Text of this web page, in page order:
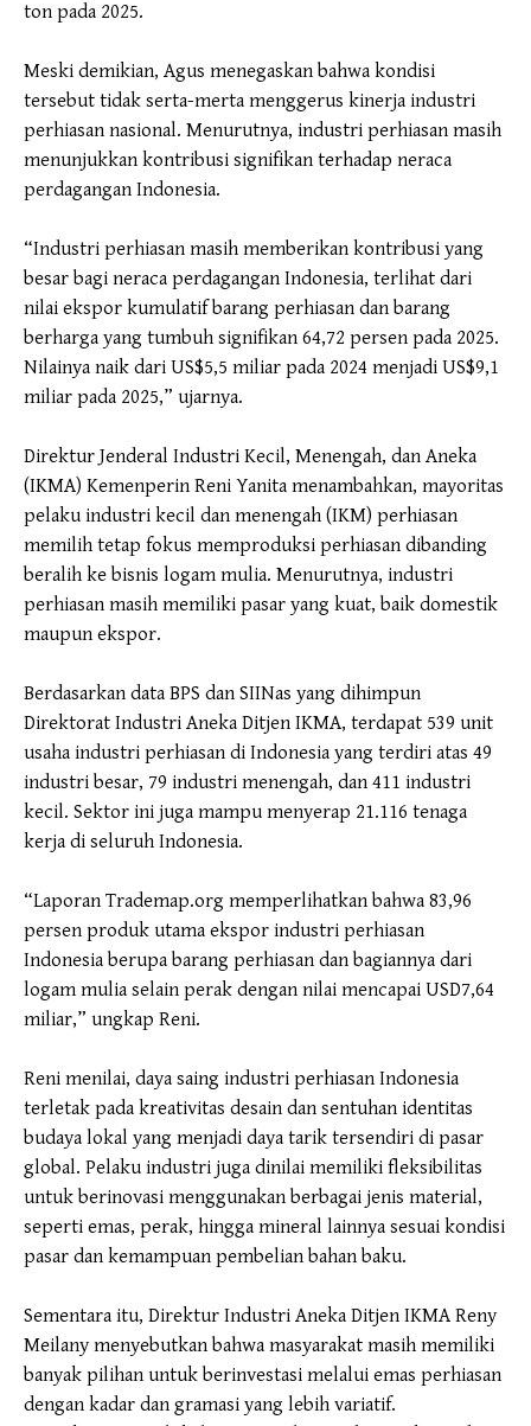
ton pada 2025.
Meski demikian, Agus menegaskan bahwa kondisi
tersebut tidak serta-merta menggerus kinerja industri
perhiasan nasional. Menurutnya, industri perhiasan masih
menunjukkan kontribusi signifikan terhadap neraca
perdagangan Indonesia.
“Industri perhiasan masih memberikan kontribusi yang
besar bagi neraca perdagangan Indonesia, terlihat dari
nilai ekspor kumulatif barang perhiasan dan barang
berharga yang tumbuh signifikan 64,72 persen pada 2025.
Nilainya naik dari US$5,5 miliar pada 2024 menjadi US$9,1
miliar pada 2025,” ujarnya.
Direktur Jenderal Industri Kecil, Menengah, dan Aneka
(IKMA) Kemenperin Reni Yanita menambahkan, mayoritas
pelaku industri kecil dan menengah (IKM) perhiasan
memilih tetap fokus memproduksi perhiasan dibanding
beralih ke bisnis logam mulia. Menurutnya, industri
perhiasan masih memiliki pasar yang kuat, baik domestik
maupun ekspor.
Berdasarkan data BPS dan SIINas yang dihimpun
Direktorat Industri Aneka Ditjen IKMA, terdapat 539 unit
usaha industri perhiasan di Indonesia yang terdiri atas 49
industri besar, 79 industri menengah, dan 411 industri
kecil. Sektor ini juga mampu menyerap 21.116 tenaga
kerja di seluruh Indonesia.
“Laporan Trademap.org memperlihatkan bahwa 83,96
persen produk utama ekspor industri perhiasan
Indonesia berupa barang perhiasan dan bagiannya dari
logam mulia selain perak dengan nilai mencapai USD7,64
miliar,” ungkap Reni.
Reni menilai, daya saing industri perhiasan Indonesia
terletak pada kreativitas desain dan sentuhan identitas
budaya lokal yang menjadi daya tarik tersendiri di pasar
global. Pelaku industri juga dinilai memiliki fleksibilitas
untuk berinovasi menggunakan berbagai jenis material,
seperti emas, perak, hingga mineral lainnya sesuai kondisi
pasar dan kemampuan pembelian bahan baku.
Sementara itu, Direktur Industri Aneka Ditjen IKMA Reny
Meilany menyebutkan bahwa masyarakat masih memiliki
banyak pilihan untuk berinvestasi melalui emas perhiasan
dengan kadar dan gramasi yang lebih variatif.